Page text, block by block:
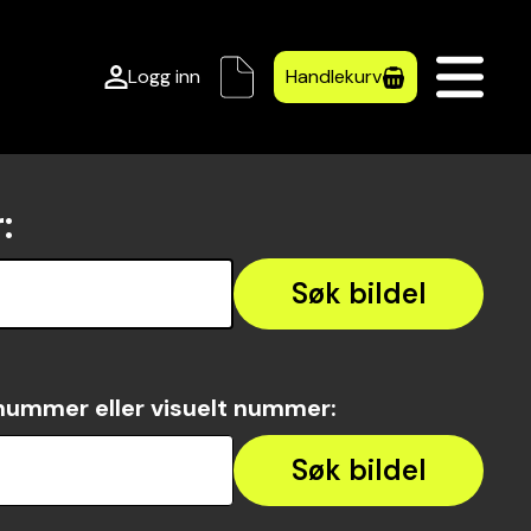
Logg inn Handlekurv
:
Søk bildel
eller visuelt nummer:
Søk bildel